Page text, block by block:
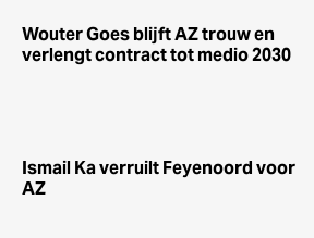
Wouter Goes blijft AZ trouw en
verlengt contract tot medio 2030
Ismail Ka verruilt Feyenoord voor
AZ